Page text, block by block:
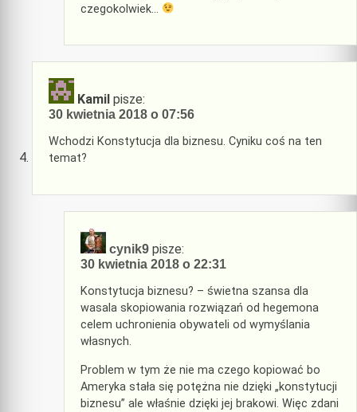
czegokolwiek…
Kamil pisze:
30 kwietnia 2018 o 07:56
Wchodzi Konstytucja dla biznesu. Cyniku coś na ten
temat?
cynik9 pisze:
30 kwietnia 2018 o 22:31
Konstytucja biznesu? – świetna szansa dla
wasala skopiowania rozwiązań od hegemona
celem uchronienia obywateli od wymyślania
własnych.
Problem w tym że nie ma czego kopiować bo
Ameryka stała się potężna nie dzięki „konstytucji
biznesu” ale właśnie dzięki jej brakowi. Więc zdani